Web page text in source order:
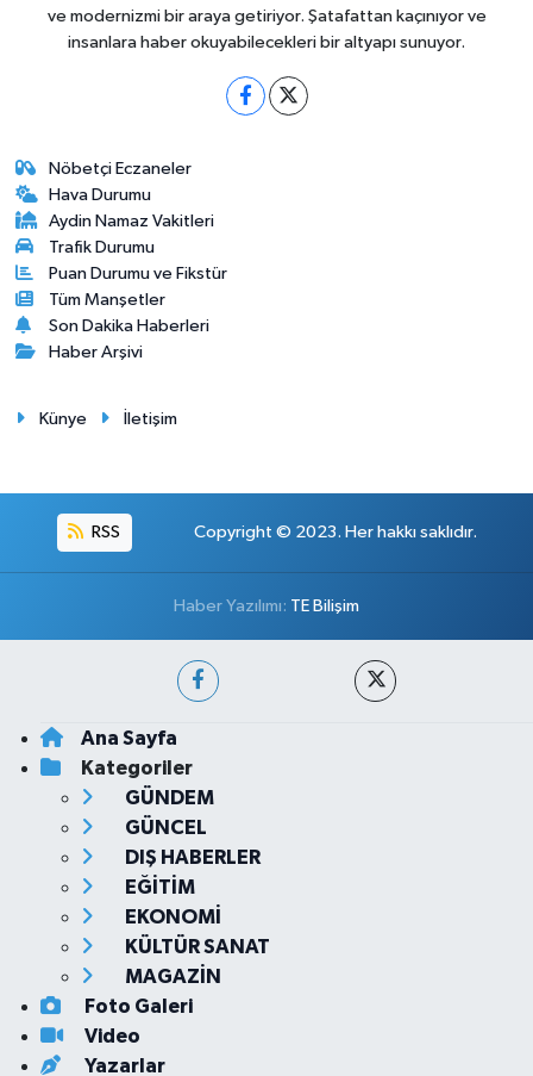
ve modernizmi bir araya getiriyor. Şatafattan kaçınıyor ve
insanlara haber okuyabilecekleri bir altyapı sunuyor.
Nöbetçi Eczaneler
Hava Durumu
Aydin Namaz Vakitleri
Trafik Durumu
Puan Durumu ve Fikstür
Tüm Manşetler
Son Dakika Haberleri
Haber Arşivi
Künye İletişim
RSS Copyright © 2023. Her hakkı saklıdır.
Haber Yazılımı: TE Bilişim
Ana Sayfa
Kategoriler
GÜNDEM
GÜNCEL
DIŞ HABERLER
EĞİTİM
EKONOMİ
KÜLTÜR SANAT
MAGAZİN
Foto Galeri
Video
Yazarlar